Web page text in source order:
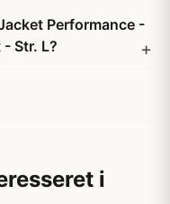
Performance -
Str. L?
i